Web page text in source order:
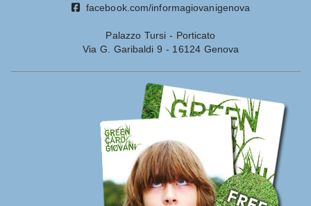
facebook.com/informagiovanigenova
Palazzo Tursi - Porticato
Via G. Garibaldi 9 - 16124 Genova